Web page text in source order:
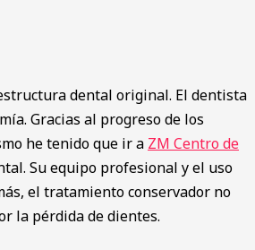
dental original. El dentista
Gracias al progreso de los
he tenido que ir a ZM Centro de
Su equipo profesional y el uso
el tratamiento conservador no
la pérdida de dientes.